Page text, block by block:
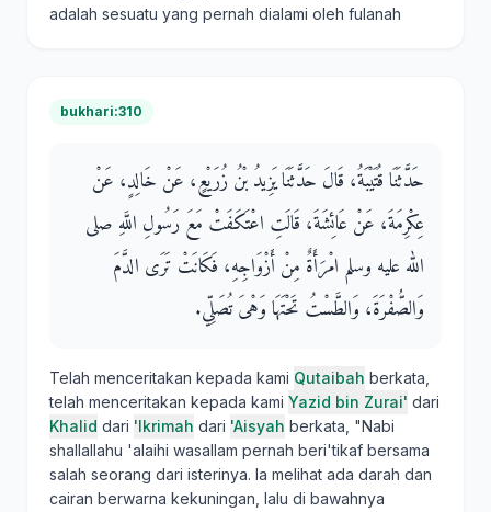
adalah sesuatu yang pernah dialami oleh fulanah
bukhari:310
حَدَّثَنَا قُتَيْبَةُ، قَالَ حَدَّثَنَا يَزِيدُ بْنُ زُرَيْعٍ، عَنْ خَالِدٍ، عَنْ
عِكْرِمَةَ، عَنْ عَائِشَةَ، قَالَتِ اعْتَكَفَتْ مَعَ رَسُولِ اللَّهِ صلى
الله عليه وسلم امْرَأَةٌ مِنْ أَزْوَاجِهِ، فَكَانَتْ تَرَى الدَّمَ
وَالصُّفْرَةَ، وَالطَّسْتُ تَحْتَهَا وَهْىَ تُصَلِّي‏.‏
Telah menceritakan kepada kami Qutaibah berkata,
telah menceritakan kepada kami Yazid bin Zurai' dari
Khalid dari 'Ikrimah dari 'Aisyah berkata, "Nabi
shallallahu 'alaihi wasallam pernah beri'tikaf bersama
salah seorang dari isterinya. Ia melihat ada darah dan
cairan berwarna kekuningan, lalu di bawahnya